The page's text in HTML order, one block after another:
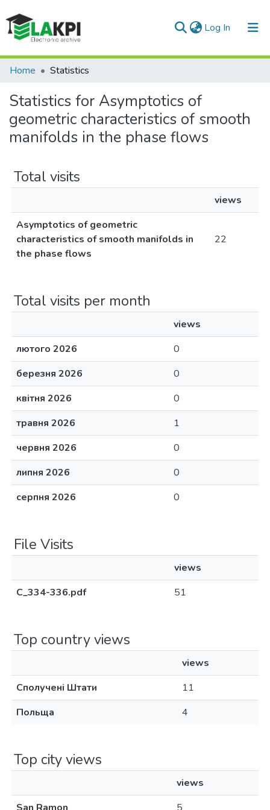
Log In (current)
Communities & Collections
All of DSpace
Home Statistics
Statistics for Asymptotics of
geometric characteristics of smooth
manifolds in the phase flows
Total visits
views
Asymptotics of geometric
characteristics of smooth manifolds in
the phase flows
22
Total visits per month
views
лютого 2026
0
березня 2026
0
квітня 2026
0
травня 2026
1
червня 2026
0
липня 2026
0
серпня 2026
0
File Visits
views
С_334-336.pdf
51
Top country views
views
Сполучені Штати
11
Польща
4
Top city views
views